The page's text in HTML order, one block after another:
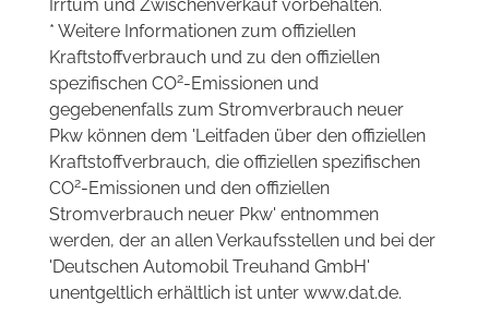
Irrtum und Zwischenverkauf vorbehalten.
* Weitere Informationen zum offiziellen
Kraftstoffverbrauch und zu den offiziellen
spezifischen CO2-Emissionen und
gegebenenfalls zum Stromverbrauch neuer
Pkw können dem 'Leitfaden über den offiziellen
Kraftstoffverbrauch, die offiziellen spezifischen
CO2-Emissionen und den offiziellen
Stromverbrauch neuer Pkw' entnommen
werden, der an allen Verkaufsstellen und bei der
'Deutschen Automobil Treuhand GmbH'
unentgeltlich erhältlich ist unter www.dat.de.